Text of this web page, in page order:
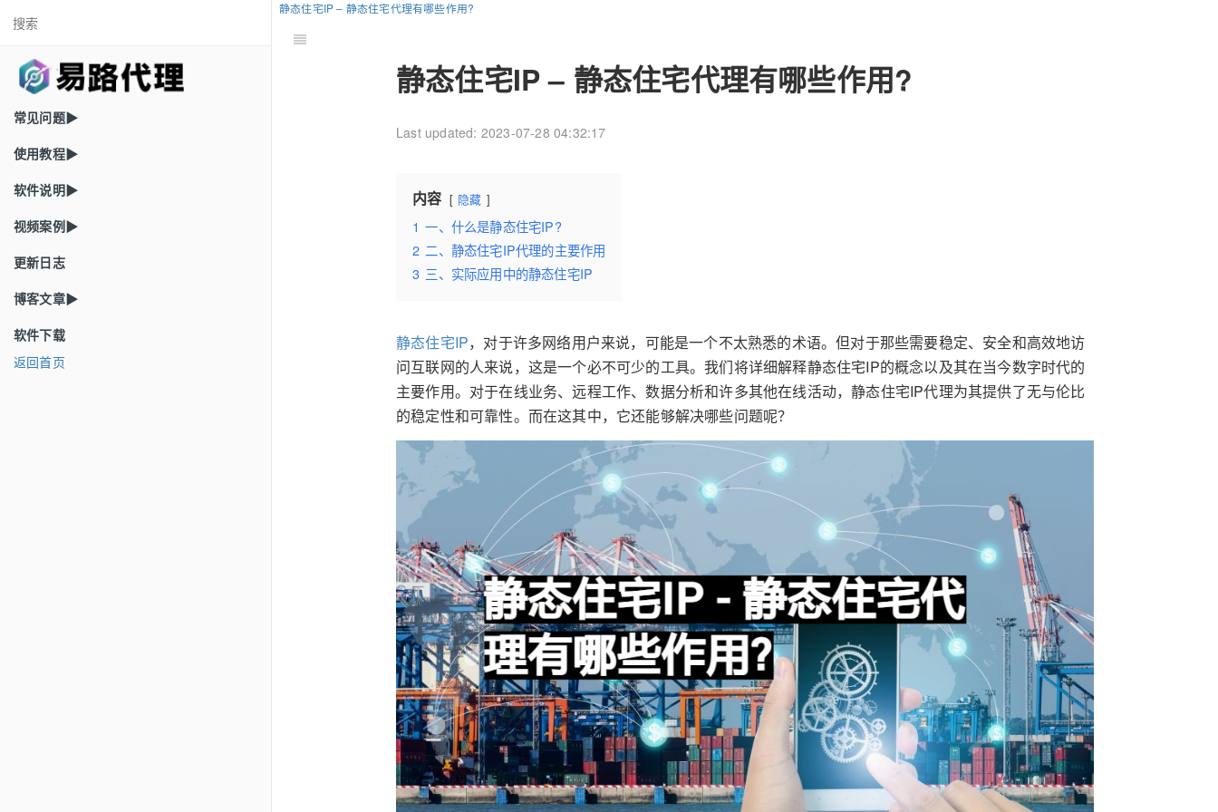
常见问题▶
使用教程▶
软件说明▶
视频案例▶
更新日志
博客文章▶
软件下载
返回首页
静态住宅IP – 静态住宅代理有哪些作用?
静态住宅IP – 静态住宅代理有哪些作用?
Last updated: 2023-07-28 04:32:17
内容 隐藏
1 一、什么是静态住宅IP?
2 二、静态住宅IP代理的主要作用
3 三、实际应用中的静态住宅IP
静态住宅IP，对于许多网络用户来说，可能是一个不太熟悉的术语。但对于那些需要稳定、安全和高效地访
问互联网的人来说，这是一个必不可少的工具。我们将详细解释静态住宅IP的概念以及其在当今数字时代的
主要作用。对于在线业务、远程工作、数据分析和许多其他在线活动，静态住宅IP代理为其提供了无与伦比
的稳定性和可靠性。而在这其中，它还能够解决哪些问题呢？